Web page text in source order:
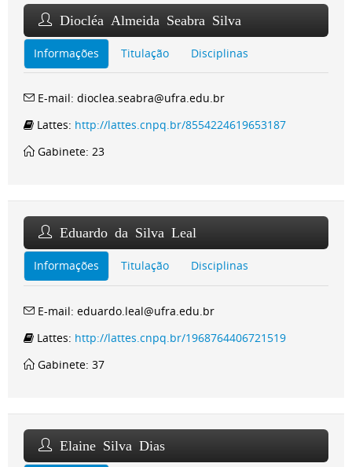
Diocléa Almeida Seabra Silva
Informações Titulação Disciplinas
E-mail: dioclea.seabra@ufra.edu.br
Lattes: http://lattes.cnpq.br/8554224619653187
Gabinete: 23
Eduardo da Silva Leal
Informações Titulação Disciplinas
E-mail: eduardo.leal@ufra.edu.br
Lattes: http://lattes.cnpq.br/1968764406721519
Gabinete: 37
Elaine Silva Dias